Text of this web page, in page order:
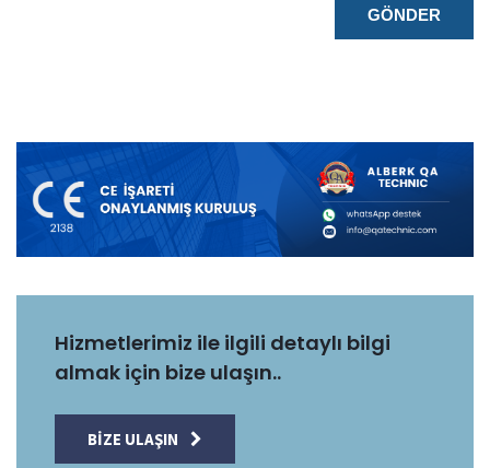
Hizmetlerimiz ile ilgili detaylı bilgi
almak için bize ulaşın..
BIZE ULAŞIN